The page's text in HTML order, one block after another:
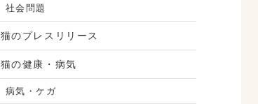
社会問題
猫のプレスリリース
猫の健康・病気
病気・ケガ